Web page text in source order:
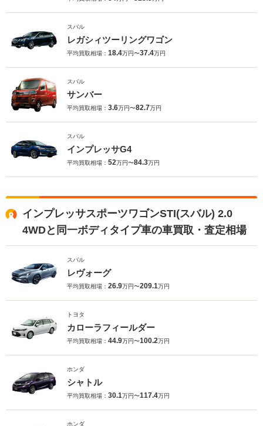
スバル
レガシィツーリングワゴン
平均買取相場： 18.4万円〜37.4万円
スバル
サンバー
平均買取相場： 3.6万円〜82.7万円
スバル
インプレッサG4
平均買取相場： 52万円〜84.3万円
インプレッサスポーツワゴンSTI(スバル) 2.0
4WDと同一ボディタイプ車の車買取・査定相場
スバル
レヴォーグ
平均買取相場： 26.9万円〜209.1万円
トヨタ
カローラフィールダー
平均買取相場： 44.9万円〜100.2万円
ホンダ
シャトル
平均買取相場： 30.1万円〜117.4万円
ホンダ